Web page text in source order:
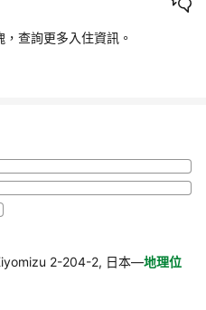
查詢更多入住資訊。
2-204-2, 日本—地理位